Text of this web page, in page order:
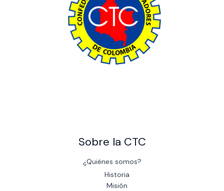
Sobre la CTC
¿Quiénes somos?
Historia
Misión